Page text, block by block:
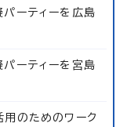
ーティーを広島
ーティーを宮島
用のためのワーク